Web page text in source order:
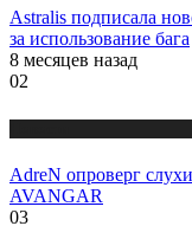
Astralis подписала
за использование бага
8 месяцев назад
02
AdreN опроверг
AVANGAR
03